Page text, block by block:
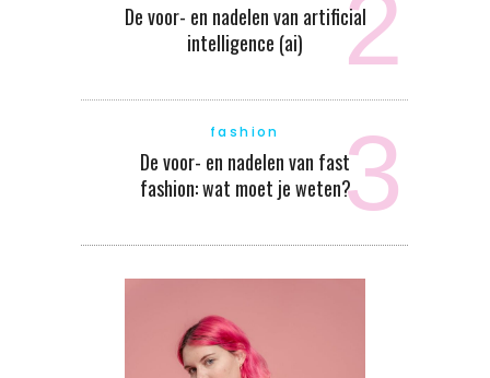
De voor- en nadelen van artificial
intelligence (ai)
fashion
De voor- en nadelen van fast
fashion: wat moet je weten?